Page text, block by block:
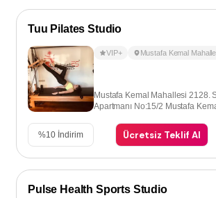
Tuu Pilates Studio
VIP+ Mustafa Kemal
Mustafa Kemal Mahallesi 2128.
Apartmanı No:15/2 Mustafa
%10 İndirim Ücretsiz Teklif Al
Pulse Health Sports Studio